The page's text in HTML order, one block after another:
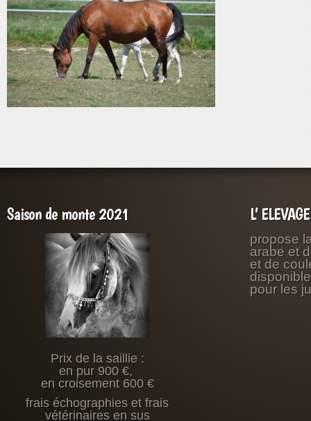
Saison de monte 2021
Prix de la saillie :
en pur 900 €,
en croisement 600 €
frais échographies et frais
vétérinaires en sus
L’
propose
arabe et
et de
pour les